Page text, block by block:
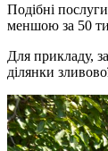
Подібні
меншою за 50
Для прикладу,
ділянки